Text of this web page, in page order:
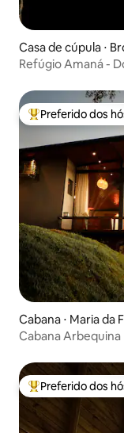
Casa de cúpula ⋅
Refúgio Amaná -
Entre os melhores
Preferido dos
Cabana ⋅ Maria da
Cabana Arbequina
Entre os
Preferido dos